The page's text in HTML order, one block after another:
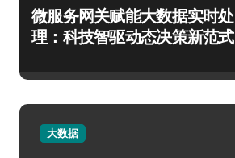
微服务网关赋能大数据实时处
理：科技智驱动态决策新范式
大数据